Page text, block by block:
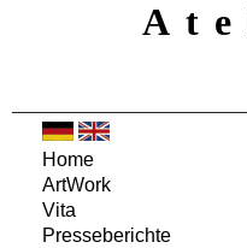
Home
ArtWork
Vita
Presseberichte